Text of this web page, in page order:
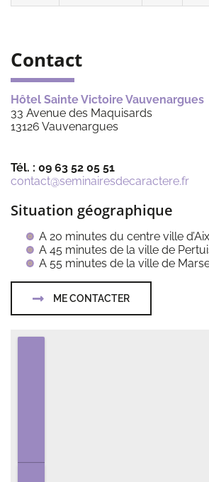
Contact
Hôtel Sainte Victoire Vauvenargues
33 Avenue des Maquisards
13126 Vauvenargues
Tél. : 09 63 52 05 51
contact@seminairesdecaractere.fr
Situation géographique
A 20 minutes du centre ville
A 45 minutes de la ville de
A 55 minutes de la ville de
ME CONTACTER